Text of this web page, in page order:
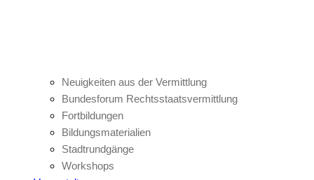
Neuigkeiten aus der Vermittlung
Bundesforum Rechtsstaatsvermittlung
Fortbildungen
Bildungsmaterialien
Stadtrundgänge
Workshops